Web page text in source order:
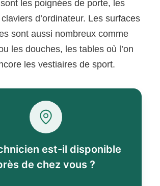
les poignées de porte, les
d’ordinateur. Les surfaces
sont aussi nombreux comme
les douches, les tables où l’on
les vestiaires de sport.
est-il disponible
de chez vous ?